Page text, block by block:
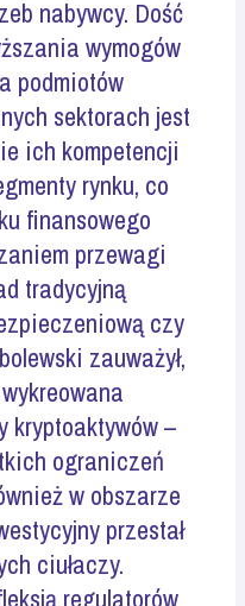
nabywcy. Dość
wymogów
podmiotów
sektorach jest
ich kompetencji
rynku, co
finansowego
przewagi
tradycyjną
czy
zauważył,
kryptoaktywów –
ograniczeń
w obszarze
przestał
ciułaczy.